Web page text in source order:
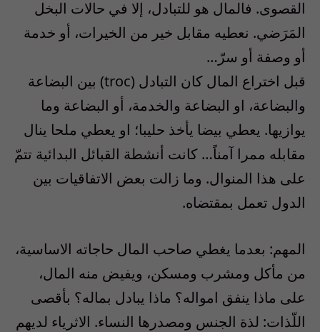
القصوى. فالمال هو للتبادل، إلا في حالات البخل
المَرَضي. نعطيه مقابل خير من الخيرات، أو خدمة
أو وصفة أو سرّ…
قبل اختراع المال كان التبادل (troc) بين البضاعة
والبضاعة، او البضاعة والخدمة، أو البضاعة وما
يوازيها. يعطي بيضا يأخذ حليبا؛ او يعطي ملحا ينال
مقابله ممرا آمناً… كانت أنشطة القبائل البدائية تتمّ
على هذا المنوال. وما زالت بعض الاتفاقيات بين
الدول تعمل بمقتضاه.
المهم: بعدما يغطي صاحب المال حاجاته الاساسية،
من مأكل ومشرب ومسكن، ويفيض منه المال،
على ماذا ينفق امواله؟ ماذا يبادل بماله؟ بأقصى
اللّذات: لذة الجنس ومصدرها النساء. الاثرياء لديهم